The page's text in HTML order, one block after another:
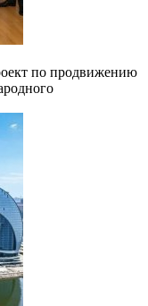
по продвижению